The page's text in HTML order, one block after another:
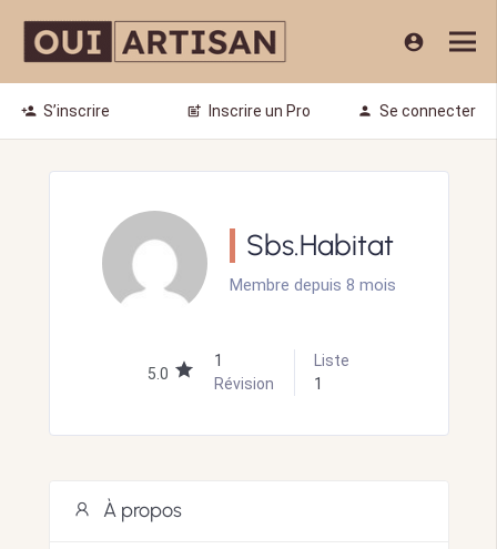
account_circle
person_add S’inscrire post_add Inscrire un Pro person Se connecter
Sbs.Habitat
Membre depuis 8 mois
5.0
1
Révision
Liste
1
À propos